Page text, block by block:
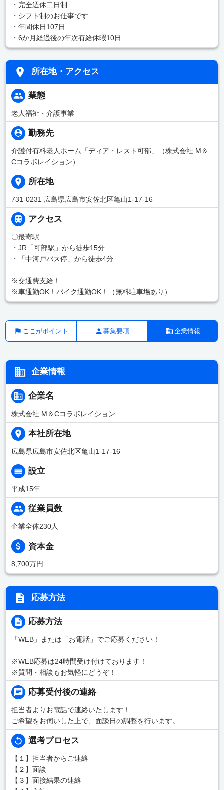
・完全週休二日制
・シフト制のお仕事です
・年間休日107日
・6か月経過後の年次有給休暇10日
所在地・アクセス
業態
老人福祉・介護事業
勤務先
介護付有料老人ホーム「ディア・レスト可部」（株式会社 M＆
Cコラボレイション）
所在地
731-0231 広島県広島市安佐北区亀山1-17-16
アクセス
〇最寄駅
・JR「可部駅」から徒歩15分
・「中河戸バス停」から徒歩4分
※交通費支給！
※車通勤OK！バイク通勤OK！（無料駐車場あり）
ここがポイント 募集要項 企業情報
企業情報
企業名
株式会社 M＆Cコラボレイション
本社所在地
広島県広島市安佐北区亀山1-17-16
設立
平成15年
従業員数
企業全体230人
資本金
8,700万円
応募方法
応募方法
「WEB」または「お電話」でご応募ください！
※WEB応募は24時間受け付けております！
※質問・相談もお気軽にどうぞ！
応募受付後の連絡
担当者よりお電話で連絡いたします！
ご希望をお伺いした上で、面談日の調整を行います。
選考プロセス
【１】担当者からご連絡
【２】面談
【３】面接結果の連絡